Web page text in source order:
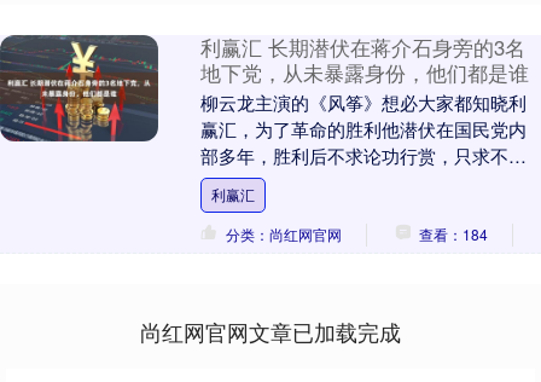
利赢汇 长期潜伏在蒋介石身旁的3名
地下党，从未暴露身份，他们都是谁
柳云龙主演的《风筝》想必大家都知晓利
赢汇，为了革命的胜利他潜伏在国民党内
部多年，胜利后不求论功行赏，只求不要
给他安一个“特务”的帽子。 其实在革命风
云激荡的年代....
利赢汇
分类：尚红网官网
查看：184
尚红网官网文章已加载完成